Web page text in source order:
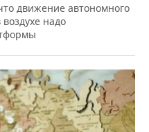
движение автономного
надо